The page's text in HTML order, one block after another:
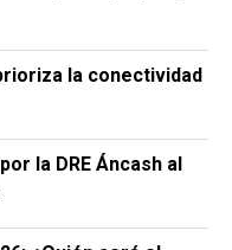
la conectividad
la DRE Áncash al